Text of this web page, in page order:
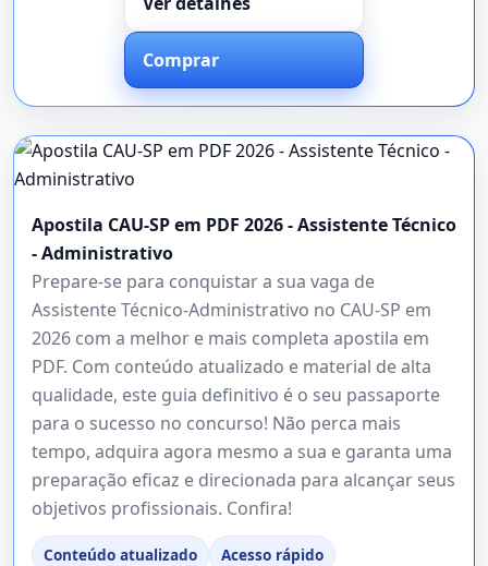
Comprar
Apostila CAU-SP em PDF 2026 - Assistente Técnico
- Administrativo
Prepare-se para conquistar a sua vaga de
Assistente Técnico-Administrativo no CAU-SP em
2026 com a melhor e mais completa apostila em
PDF. Com conteúdo atualizado e material de alta
qualidade, este guia definitivo é o seu passaporte
para o sucesso no concurso! Não perca mais
tempo, adquira agora mesmo a sua e garanta uma
preparação eficaz e direcionada para alcançar seus
objetivos profissionais. Confira!
Conteúdo atualizado
Acesso rápido